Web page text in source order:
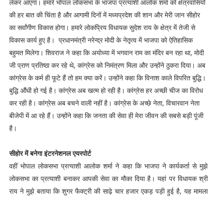
लेकर आएगा। हमारे भोपाल लोकसभा के भाजपा प्रत्याशी आलोक शर्मा को क्षेत्रवासियों
की हर बात की चिंता है और आगामी दिनों में मध्यप्रदेश की शान और मेरी जान सीहोर
का सर्वांगीण विकास होगा। हमारे लोकप्रिय विधायक सुदेश राय के क्षेत्र में तेजी से
विकास कार्य हुए है। प्रधानमंत्री नरेन्द्र मोदी के नेतृत्व में भाजपा को ऐतिहासिक
बहुमत मिलेगा। शिवराज ने कहा कि अयोध्या में भगवान राम का मंदिर बन रहा था, मोदी
जी प्राण प्रतिष्ठा कर रहे थे, कांग्रेस को निमंत्रण मिला और उन्होंने ठुकरा दिया। अब
कांग्रेस के कर्म ही फूटे हैं तो हम क्या करें। उन्होंने कहा कि विनाश काले विपरित बुद्धि।
बुद्धि औंधी हो गई है। कांग्रेस अब खत्म हो रही है। कांग्रेस हर अच्छी चीज का विरोध
कर रही है। कांग्रेस अब बचने वाली नहीं है। कांग्रेस के अच्छे नेता, विचारवान नेता
बीजेपी में आ रहे हैं। उन्होंने कहा कि जनता की सेवा ही मेरा जीवन की सबसे बड़ी पूंजी
है।
सीहोर में बनेगा इंटरनेशनल एयरपोर्ट
वहीं भोपाल लोकसभा प्रत्याशी आलोक शर्मा ने कहा कि भाजपा ने कार्यकर्ता से मुझे
लोकसभा का प्रत्याशी बनाकर आपकी सेवा का मौका दिया है। यहां पर विधायक श्री
राय ने मुझे बताया कि शुगर फैक्ट्री की साढ़े चार हजार एकड़ पड़ी हुई है, यह मामला